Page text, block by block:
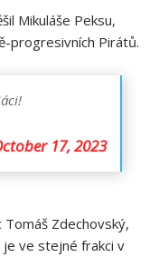
Mikuláše Peksu,
progresivních Pirátů.
17, 2023
Zdechovský,
je ve stejné frakci v